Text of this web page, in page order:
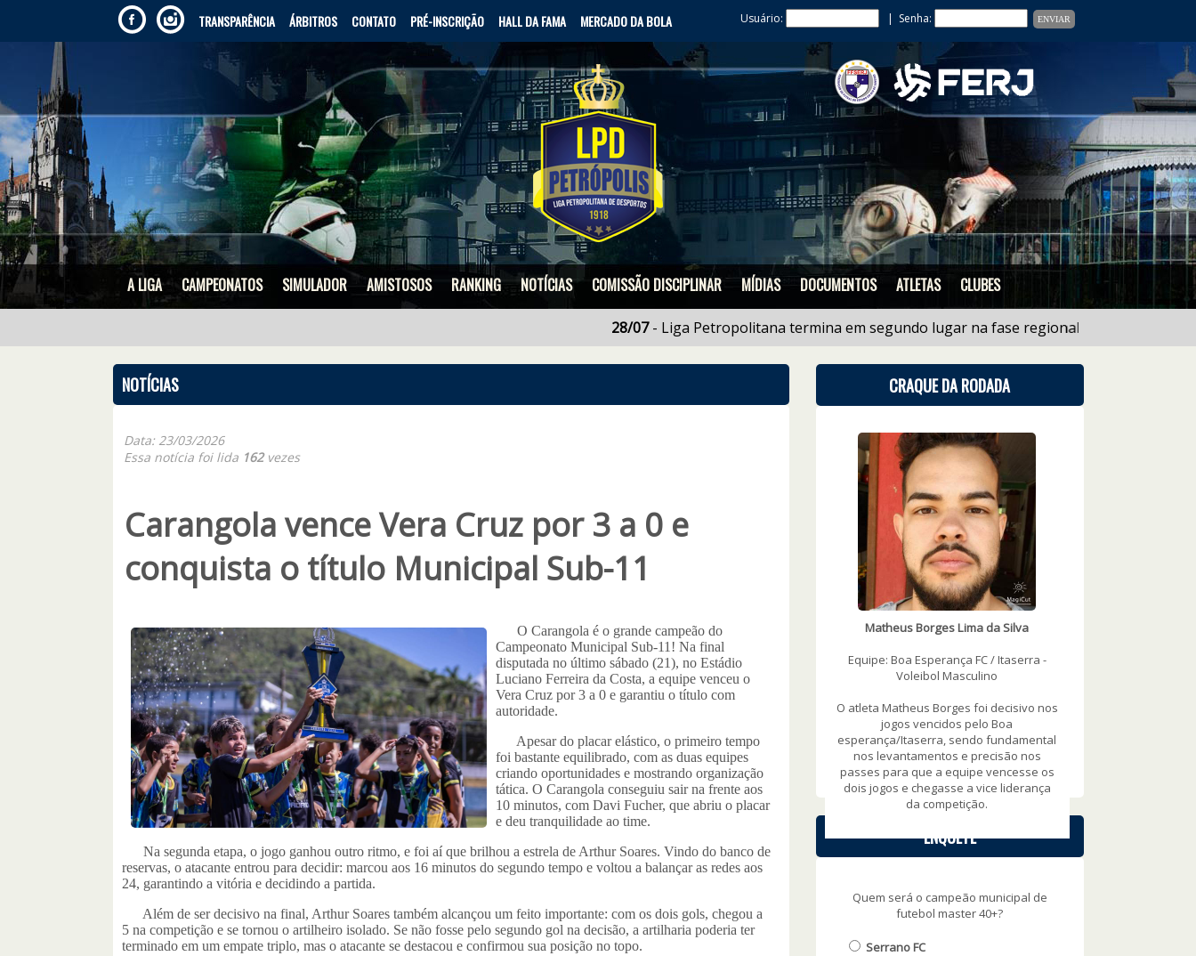
TRANSPARÊNCIA ÁRBITROS CONTATO PRÉ-INSCRIÇÃO HALL DA FAMA MERCADO DA BOLA Usuário: | Senha:
A LIGA CAMPEONATOS SIMULADOR AMISTOSOS RANKING NOTÍCIAS COMISSÃO DISCIPLINAR MÍDIAS DOCUMENTOS ATLETAS CLUBES
- Liga Petropolitana termina em segundo lugar na fase regional do estadual de
NOTÍCIAS
Data: 23/03/2026
Essa notícia foi lida 162vezes
Carangola vence Vera Cruz por 3 a 0 e
conquista o título Municipal Sub-11
O Carangola é o grande campeão do
Campeonato Municipal Sub-11! Na final
disputada no último sábado (21), no Estádio
Luciano Ferreira da Costa, a equipe venceu o
Vera Cruz por 3 a 0 e garantiu o título com
autoridade.
Apesar do placar elástico, o primeiro tempo
foi bastante equilibrado, com as duas equipes
criando oportunidades e mostrando organização
tática. O Carangola conseguiu sair na frente aos
10 minutos, com Davi Fucher, que abriu o placar
e deu tranquilidade ao time.
Na segunda etapa, o jogo ganhou outro ritmo, e foi aí que brilhou a estrela de Arthur Soares. Vindo do banco de
reservas, o atacante entrou para decidir: marcou aos 16 minutos do segundo tempo e voltou a balançar as redes aos
24, garantindo a vitória e decidindo a partida.
Além de ser decisivo na final, Arthur Soares também alcançou um feito importante: com os dois gols, chegou a
5 na competição e se tornou o artilheiro isolado. Se não fosse pelo segundo gol na decisão, a artilharia poderia ter
terminado em um empate triplo, mas o atacante se destacou e confirmou sua posição no topo.
CRAQUE DA RODADA
WOWSlider.com
Matheus Borges Lima da Silva
Equipe: Boa Esperança FC / Itaserra -
Voleibol Masculino
O atleta Matheus Borges foi decisivo nos
jogos vencidos pelo Boa
esperança/Itaserra, sendo fundamental
nos levantamentos e precisão nos
passes para que a equipe vencesse os
dois jogos e chegasse a vice liderança
da competição.
ENQUETE
Quem será o campeão municipal de
futebol master 40+?
Serrano FC